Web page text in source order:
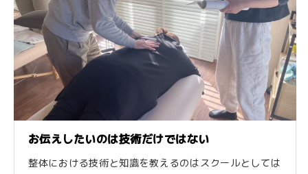
お伝えしたいのは技術だけではない
整体における技術と知識を教えるのはスクールとしては